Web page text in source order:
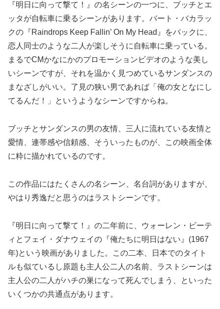
『明日に向って撃て！』の名シーンの一つに、ブッチとエ
ッタが自転車に乗るシーンがあります。バート・バカラッ
クの『Raindrops Keep Fallin’ On My Head』をバックに、
恋人同士のような二人が楽しそうに自転車に乗っている。
まるでCMかなにかのプロモーションビデオのような美し
いシーンですが、それを温かく見つめているサンダンスの
まなざしがいい。了見の狭い男であれば「俺の女となにし
てるんだ！」というようなシーンですからね。
ブッチとサンダンスの男の友情、三人に流れている友情と
愛情、連帯感や信頼感、そういったものが、この映画全体
に粋に描かれているのです。
この作品にはたくさんの名シーン、名台詞がありますが、
やはり秀逸だと思うのはラストシーンです。
『明日に向って撃て！』の二年前に、ウォーレン・ビーテ
ィとフェイ・ダナウェイの『俺たちに明日はない』(1967
年)という映画がありました。この二本、日本でのタイト
ルも似ているし原題も主人公二人の名前、ラストシーンは
主人公の二人がハチの巣になって死んでしまう、といった
いくつかの共通点があります。